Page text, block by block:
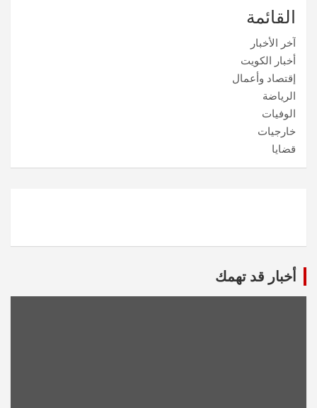
القائمة
آخر الأخبار
أخبار الكويت
إقتصاد وأعمال
الرياضة
الوفيات
خارجيات
قضايا
أخبار قد تهمك